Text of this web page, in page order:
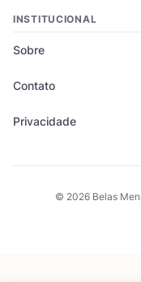
INSTITUCIONAL
Sobre
Contato
Privacidade
© 2026 Belas